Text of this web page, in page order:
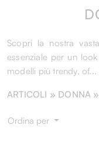
Scopri la nostra
essenziale per un
modelli più trendy, of...
ARTICOLI » DONNA
Ordina per